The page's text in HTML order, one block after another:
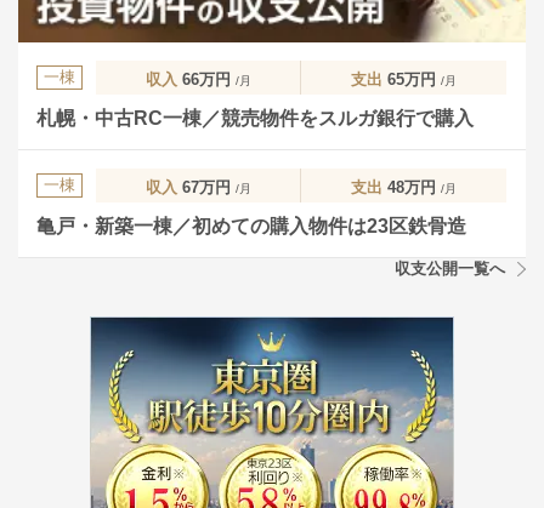
一棟 収入 66万円 /月 支出 65万円 /月
札幌・中古RC一棟／競売物件をスルガ銀行で購入
一棟 収入 67万円 /月 支出 48万円 /月
亀戸・新築一棟／初めての購入物件は23区鉄骨造
収支公開一覧へ